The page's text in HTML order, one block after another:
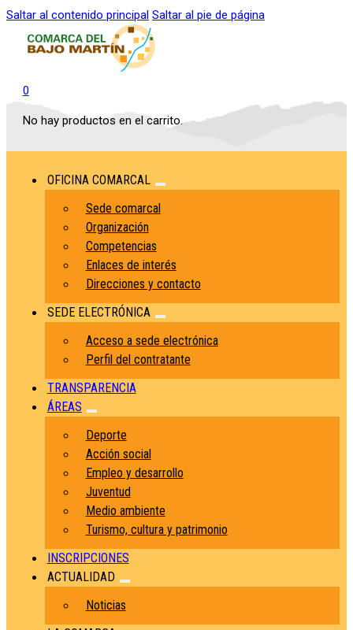
Saltar al contenido principal Saltar al pie de página
0
No hay productos en el carrito.
OFICINA COMARCAL
Sede comarcal
Organización
Competencias
Enlaces de interés
Direcciones y contacto
SEDE ELECTRÓNICA
Acceso a sede electrónica
Perfil del contratante
TRANSPARENCIA
ÁREAS
Deporte
Acción social
Empleo y desarrollo
Juventud
Medio ambiente
Turismo, cultura y patrimonio
INSCRIPCIONES
ACTUALIDAD
Noticias